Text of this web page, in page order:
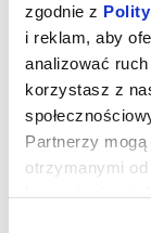
zgodnie z
i reklam, aby
analizować
korzystasz z
Partnerzy
otrzymanymi